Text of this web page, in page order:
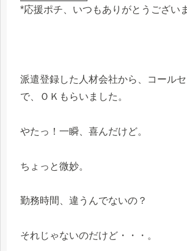
*応援ポチ、いつもありがとうござい
派遣登録した人材会社から、コール
で、ＯＫもらいました。
やたっ！一瞬、喜んだけど。
ちょっと微妙。
勤務時間、違うんでないの？
それじゃないのだけど・・・。